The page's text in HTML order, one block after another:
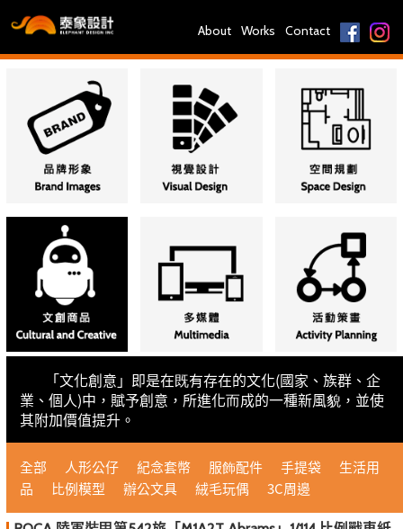
About Works Contact
「文化創意」即是在既有存在的文化(國家、族群、企
業、個人)中，賦予創意，所進化而成的一種新風貌，並使
其附加價值提升。
全部 人形公仔 紀念套幣 服飾配件 手提袋
生活用
品
比例模型 辦公文具 絨毛玩偶 3C周邊